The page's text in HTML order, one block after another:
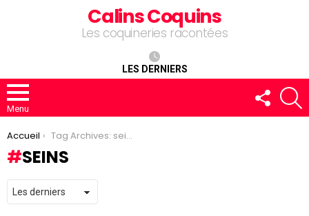
Calins Coquins
Les coquineries racontées
LES DERNIERS
Menu
FOLLOW
US
You are here:
Accueil Tag Archives: seins
SEINS